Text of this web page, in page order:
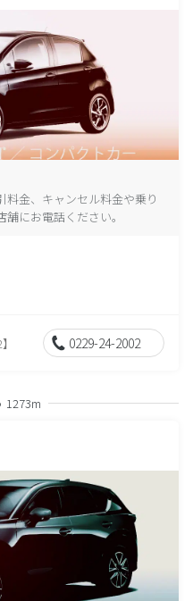
料金、キャンセル料金や乗り
にお電話ください。
0229-24-2002
1273m